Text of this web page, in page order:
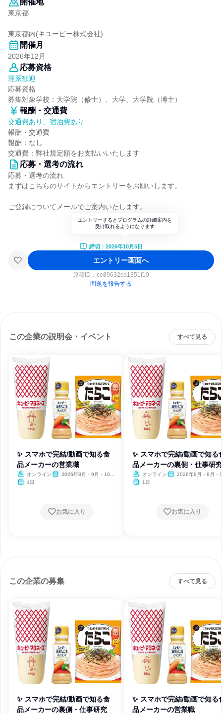
開催地
東京都
東京都内(キユーピー株式会社)
開催月
2026年12月
応募資格
理系歓迎
応募資格
募集対象学校：大学院（修士）、大学、大学院（博士）
報酬・交通費
交通費あり、宿泊費あり
報酬・交通費
報酬：なし
交通費：弊社規定額をお支払いいたします
応募・選考の流れ
応募・選考の流れ
まずはこちらのサイトからエントリーをお願いします。
ご登録についてメールでご案内いたします。
エントリーするとプログラムの詳細案内を
受け取れるようになります
締切：2026年10月5日
エントリー画面へ
原稿ID： ce89632cd1351f10
問題を報告する
この企業の説明会・イベント すべて見る
✨ スマホで完結/動画で知る食
品メーカーの営業職
オンライン
2026年8月・9月・10
1日
お気に入り
✨ スマホで完結/動画で知る
品メーカーの裏側・仕事研究
オンライン
2026年8月・9月・
1日
お気に入り
この企業の募集 すべて見る
✨ スマホで完結/動画で知る食
品メーカーの裏側・仕事研究
✨ スマホで完結/動画で知る
品メーカーの営業職